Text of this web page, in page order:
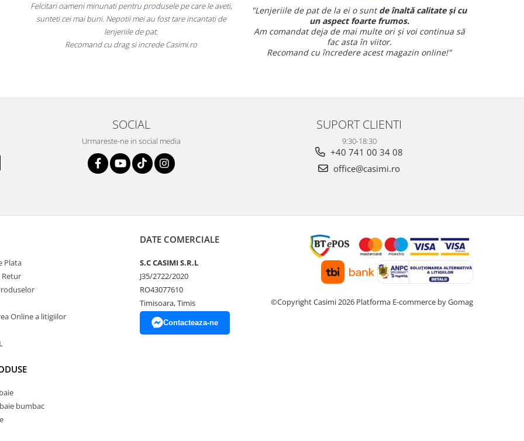
"Lenjeriile de pat de la ei o suntde înaltă calitate și cu
un aspect foarte frumos.
Am comandat deja de mai multe ori și voi continua să
fac asta în viitor.
Recomand cu încredere acest magazin online!"
Am comandat o lenjerie de pat pentru cadou
și am avut o întrebare șiam primit un răspuns rapid și
amabil.
Sunt foarte mulțumită!
SOCIAL
Urmareste-ne in social media
SUPORT CLIENTI
9:30-18:30
+40 741 00 34 08
office@casimi.ro
Plata
Retur
Online a litigiilor
bumbac
DATE COMERCIALE
S.C CASIMI S.R.L
J35/2722/2020
RO43077610
Timisoara, Timis
Contacteaza-ne
©Copyright Casimi 2026 Platforma E-commerce by Gomag